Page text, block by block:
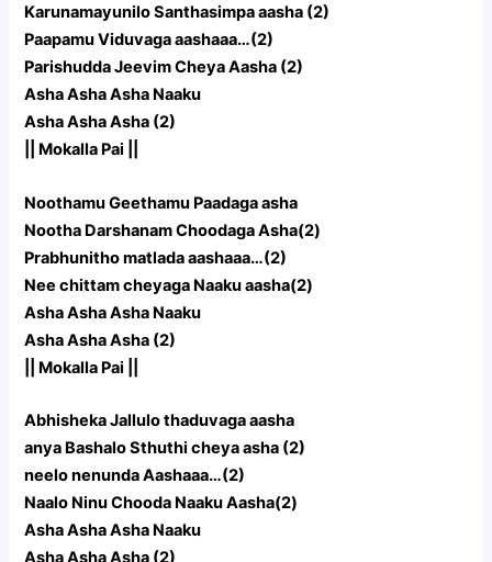
Karunamayunilo Santhasimpa aasha (2)
Paapamu Viduvaga aashaaa…(2)
Parishudda Jeevim Cheya Aasha (2)
Asha Asha Asha Naaku
Asha Asha Asha (2)
|| Mokalla Pai ||
Noothamu Geethamu Paadaga asha
Nootha Darshanam Choodaga Asha(2)
Prabhunitho matlada aashaaa…(2)
Nee chittam cheyaga Naaku aasha(2)
Asha Asha Asha Naaku
Asha Asha Asha (2)
|| Mokalla Pai ||
Abhisheka Jallulo thaduvaga aasha
anya Bashalo Sthuthi cheya asha (2)
neelo nenunda Aashaaa…(2)
Naalo Ninu Chooda Naaku Aasha(2)
Asha Asha Asha Naaku
Asha Asha Asha (2)